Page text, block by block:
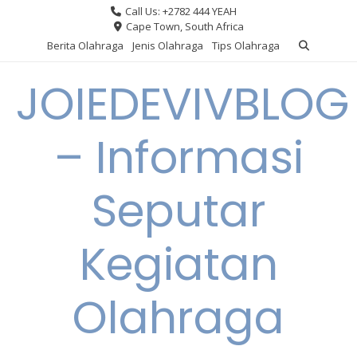
Call Us: +2782 444 YEAH
Cape Town, South Africa
Berita Olahraga
Jenis Olahraga Tips Olahraga
JOIEDEVIVBLOG
– Informasi
Seputar
Kegiatan
Olahraga